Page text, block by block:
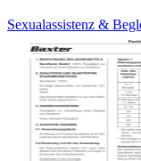
Sexualassistenz &